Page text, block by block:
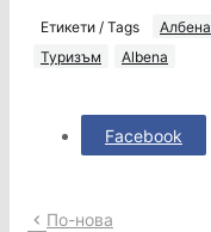
Етикети / Tags Албена
Туризъм
Albena
Facebook
По-нова